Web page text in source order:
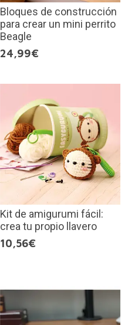
Bloques de construcción
para crear un mini perrito
Beagle
24,99€
Kit de amigurumi fácil:
crea tu propio llavero
10,56€